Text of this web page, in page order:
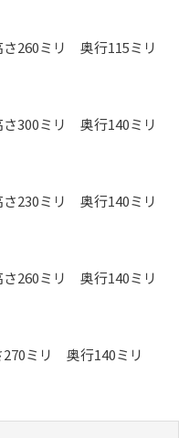
260ミリ 奥行115ミリ
300ミリ 奥行140ミリ
230ミリ 奥行140ミリ
260ミリ 奥行140ミリ
ミリ 奥行140ミリ